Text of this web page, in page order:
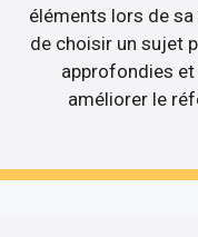
éléments lors de
de choisir un sujet
approfondies
améliorer le